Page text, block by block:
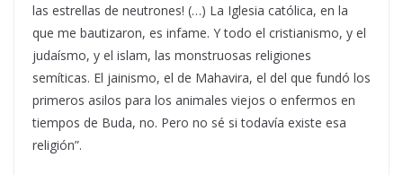
las estrellas de neutrones! (…) La Iglesia católica, en la
que me bautizaron, es infame. Y todo el cristianismo, y el
judaísmo, y el islam, las monstruosas religiones
semíticas. El jainismo, el de Mahavira, el del que fundó los
primeros asilos para los animales viejos o enfermos en
tiempos de Buda, no. Pero no sé si todavía existe esa
religión”.